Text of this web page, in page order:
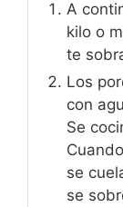
A
kilo o
te
Los
con
Se
se
se